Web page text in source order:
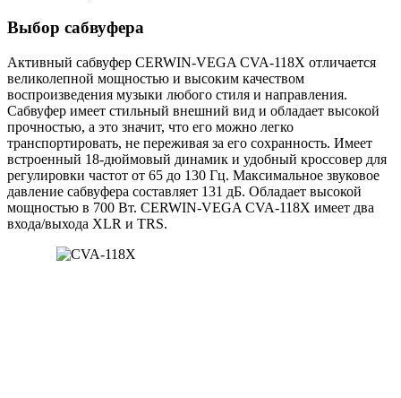
Выбор сабвуфера
Активный сабвуфер CERWIN-VEGA CVA-118X отличается
великолепной мощностью и высоким качеством
воспроизведения музыки любого стиля и направления.
Сабвуфер имеет стильный внешний вид и обладает высокой
прочностью, а это значит, что его можно легко
транспортировать, не переживая за его сохранность. Имеет
встроенный 18-дюймовый динамик и удобный кроссовер для
регулировки частот от 65 до 130 Гц. Максимальное звуковое
давление сабвуфера составляет 131 дБ. Обладает высокой
мощностью в 700 Вт. CERWIN-VEGA CVA-118X имеет два
входа/выхода XLR и TRS.